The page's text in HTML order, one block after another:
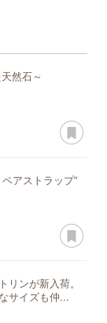
然石～
アストラップ”
リンが新入荷。
サイズも仲...